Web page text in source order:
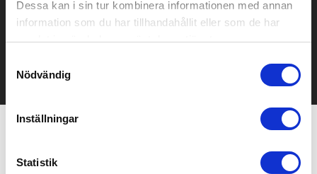
Dessa kan i sin tur kombinera informationen med annan
information som du har tillhandahållit eller som de har
samlat in när du har använt deras tjänster.
Nödvändig
Inställningar
Statistik
Kontakta oss här för att få förslag på produkt och pris över
Det går också utmärkt att bara ställa frågor!